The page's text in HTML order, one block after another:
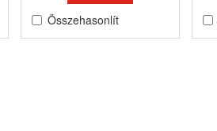
Összehasonlít